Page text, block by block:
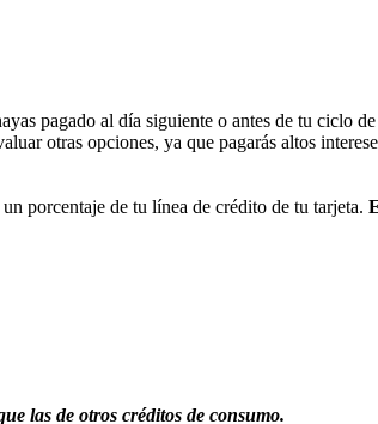
pagado al día siguiente o antes de tu ciclo de
otras opciones, ya que pagarás altos
porcentaje de tu línea de crédito de tu tarjeta.
las de otros créditos de consumo.